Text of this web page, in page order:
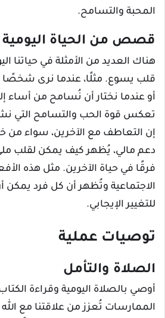
المحبة والتسامح.
قصص من الحياة اليومية
هناك العديد من الأمثلة في حياتنا
قلب يسوع. مثلًا، عندما نرى شخصًا
أو عندما نختار أن نُسامح من أساء
تعكس قوة الحب والتسامح التي
إن التعاطف مع الآخرين، سواء من
دعم مالي، يُظهر كيف يمكن لقلب
فرقًا في حياة الآخرين. مثل هذه
الاجتماعية وتُظهر أن كل فرد يمكن
للتغيير الإيجابي.
توصيات عملية
الصلاة والتأمل
أوصي بالصلاة اليومية وقراءة
الممارسات تُعزز من علاقتنا مع